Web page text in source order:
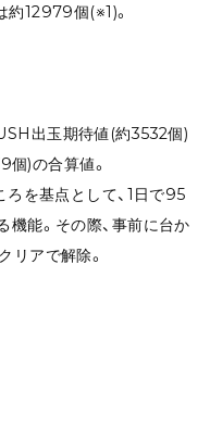
約12979個(※1)。
出玉期待値(約3532個)
)の合算値。
を基点として、1日で95
能。その際、事前に台か
リアで解除。